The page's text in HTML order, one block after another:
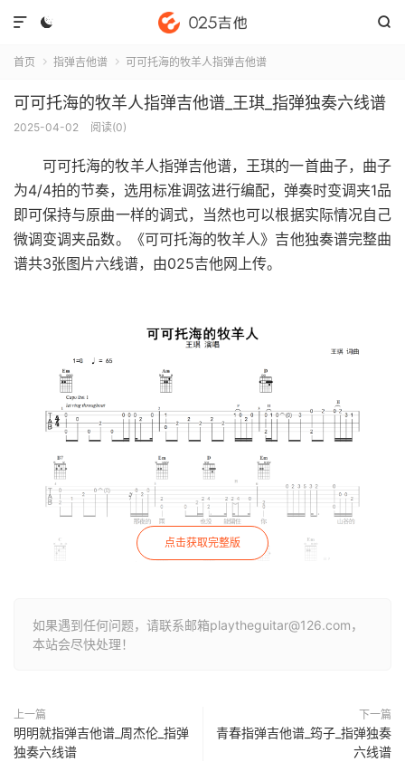
 

首页  指弹吉他谱  可可托海的牧羊人指弹吉他谱
可可托海的牧羊人指弹吉他谱_王琪_指弹独奏六线谱
2025-04-02 阅读(0)
可可托海的牧羊人指弹吉他谱，王琪的一首曲子，曲子
为4/4拍的节奏，选用标准调弦进行编配，弹奏时变调夹1品
即可保持与原曲一样的调式，当然也可以根据实际情况自己
微调变调夹品数。《可可托海的牧羊人》吉他独奏谱完整曲
谱共3张图片六线谱，由025吉他网上传。
点击获取完整版
如果遇到任何问题，请联系邮箱playtheguitar@126.com，
本站会尽快处理！
上一篇
明明就指弹吉他谱_周杰伦_指弹
独奏六线谱
下一篇
青春指弹吉他谱_筠子_指弹独奏
六线谱